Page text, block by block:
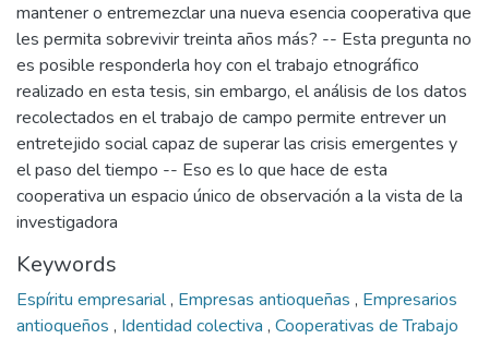
mantener o entremezclar una nueva esencia cooperativa que
les permita sobrevivir treinta años más? -- Esta pregunta no
es posible responderla hoy con el trabajo etnográfico
realizado en esta tesis, sin embargo, el análisis de los datos
recolectados en el trabajo de campo permite entrever un
entretejido social capaz de superar las crisis emergentes y
el paso del tiempo -- Eso es lo que hace de esta
cooperativa un espacio único de observación a la vista de la
investigadora
Keywords
Espíritu empresarial, Empresas antioqueñas , Empresarios
antioqueños , Identidad colectiva , Cooperativas de Trabajo